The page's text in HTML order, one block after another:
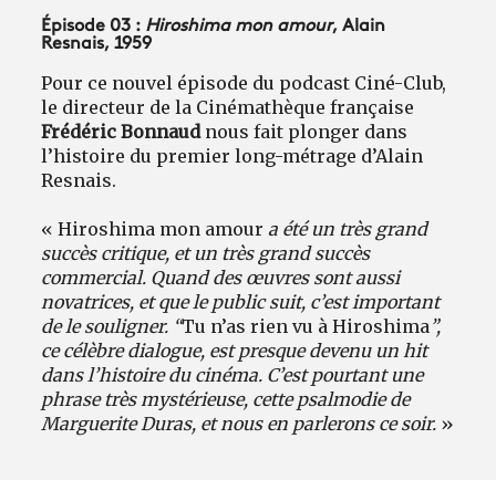
Épisode 03 : Hiroshima mon amour, Alain
Resnais, 1959
Pour ce nouvel épisode du podcast Ciné-Club,
le directeur de la Cinémathèque française
Frédéric Bonnaudnous fait plonger dans
l’histoire du premier long-métrage d’Alain
Resnais.
« Hiroshima mon amour a été un très grand
succès critique, et un très grand succès
commercial. Quand des œuvres sont aussi
novatrices, et que le public suit, c’est important
de le souligner. “Tu n’as rien vu à Hiroshima”,
ce célèbre dialogue, est presque devenu un hit
dans l’histoire du cinéma. C’est pourtant une
phrase très mystérieuse, cette psalmodie de
Marguerite Duras, et nous en parlerons ce soir. »